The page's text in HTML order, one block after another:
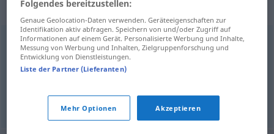
Synonyme für "Fratze"
Fresse (derb),Gesicht,Angesicht,Antlitz,Visage (derb)
© OpenThesaurus.de
Folgendes bereitzustellen:
Genaue Geolocation-Daten verwenden. Geräteeigenschaften zur
Identifikation aktiv abfragen. Speichern von und/oder Zugriff auf
Informationen auf einem Gerät. Personalisierte Werbung und Inhalte,
Messung von Werbung und Inhalten, Zielgruppenforschung und
Entwicklung von Dienstleistungen.
Liste der Partner (Lieferanten)
Mehr Optionen Akzeptieren